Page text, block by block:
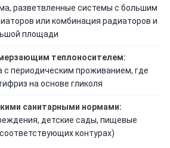
разветвленные системы с большим
или комбинация радиаторов и
площади
теплоносителем:
с периодическим проживанием, где
на основе гликоля
санитарными нормами:
детские сады, пищевые
контурах)